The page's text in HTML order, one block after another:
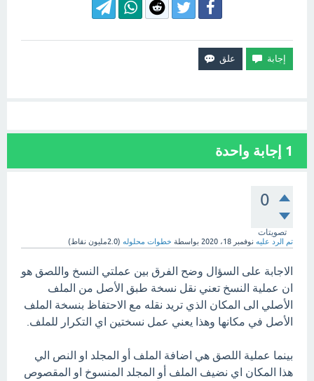
1 إجابة واحدة
0
تصويتات
تم الرد عليه نوفمبر 18، 2020 بواسطة خطوات محلوله (2.0مليون نقاط)
الاجابة على السؤال وضح الفرق بين عملتي النسخ واللصق هو
ان عملية النسخ تعني نقل نسخة طبق الأصل من الملف
الأصلي الى المكان الذي تريد نقله مع الاحتفاظ بنسخة الملف
الأصل في مكانها وهذا يعني عمل نسختين اي التكرار للملف.
بينما عملية اللصق هي اضافة الملف أو المجلد او النص الي
هذا المكان اي نضيف الملف أو المجلد المنسوخ او المقصوص